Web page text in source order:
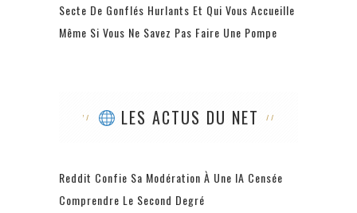
Secte De Gonflés Hurlants Et Qui Vous Accueille
Même Si Vous Ne Savez Pas Faire Une Pompe
LES ACTUS DU NET
Reddit Confie Sa Modération À Une IA Censée
Comprendre Le Second Degré